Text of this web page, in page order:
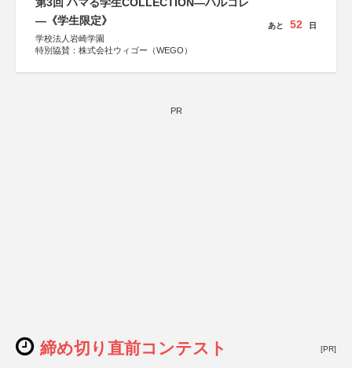
―《学生限定》
学校法人岩崎学園
特別協賛：株式会社ウィゴー（WEGO）
あと 52 日
PR
締め切り直前コンテスト [PR]